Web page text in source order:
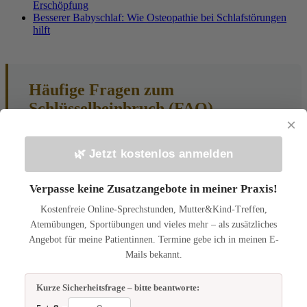
Erschöpfung
Besserer Babyschlaf: Wie Osteopathie bei Schlafstörungen
hilft
Häufige Fragen zum
Schlüsselbeinbruch (FAQ)
Wann nach einem Schlüsselbeinbruch sollten
wir zum Osteopathen?
Heilungsphase (ca. 1-2 Wochen) abgeschlossen ist, ist ein
guter Zeitpunkt für eine osteopathische Untersuchung. Je
früher die sekundären Spannungen gelöst werden, desto
besser.
Ist die Behandlung schmerzhaft für mein
Nein. Die Behandlung ist extrem sanft und nicht
×
🌿 Jetzt kostenlos anmelden
Verpasse keine Zusatzangebote in meiner Praxis!
Kostenfreie Online-Sprechstunden, Mutter&Kind-Treffen,
Atemübungen, Sportübungen und vieles mehr – als zusätzliches
Angebot für meine Patientinnen. Termine gebe ich in meinen E-
Mails bekannt.
Kurze Sicherheitsfrage – bitte beantworte: